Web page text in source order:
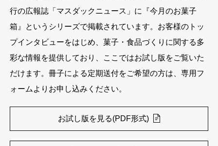
行の広報誌「マスダックニュース」に『今月のお菓子
箱』というシリーズで掲載されています。お客様のトッ
プインタビューをはじめ、菓子・食品づくりに関する多
彩な情報を提供しており、ここではお試し版をご覧いた
だけます。冊子による定期送付をご希望の方は、専用フ
ォームよりお申し込みください。
お試し版を見る(PDF形式)